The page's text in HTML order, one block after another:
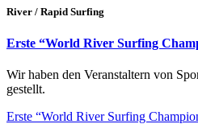
River / Rapid Surfing
Erste “World River Surfing
Wir haben den Veranstaltern von
gestellt.
Erste “World River Surfing